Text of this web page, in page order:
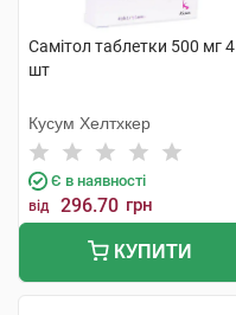
Самітол таблетки 500 мг 4
шт
Кусум Хелтхкер
Є в наявності
від 296.70 грн
КУПИТИ